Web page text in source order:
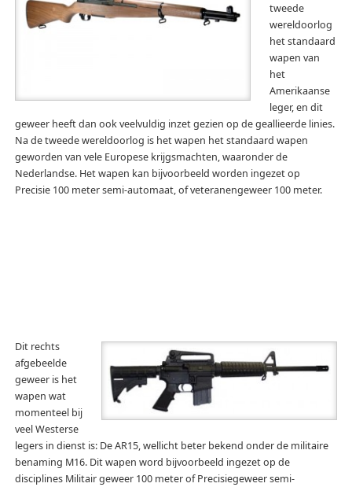
tweede
wereldoorlog
het standaard
wapen van
het
Amerikaanse
leger, en dit
geweer heeft dan ook veelvuldig inzet gezien op de geallieerde linies.
Na de tweede wereldoorlog is het wapen het standaard wapen
geworden van vele Europese krijgsmachten, waaronder de
Nederlandse. Het wapen kan bijvoorbeeld worden ingezet op
Precisie 100 meter semi-automaat, of veteranengeweer 100 meter.
Dit rechts
afgebeelde
geweer is het
wapen wat
momenteel bij
veel Westerse
legers in dienst is: De AR15, wellicht beter bekend onder de militaire
benaming M16. Dit wapen word bijvoorbeeld ingezet op de
disciplines Militair geweer 100 meter of Precisiegeweer semi-